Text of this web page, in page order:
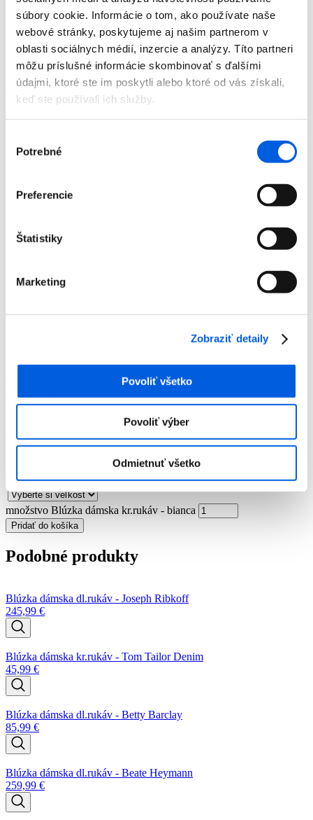
súbory cookie. Informácie o tom, ako používate naše
webové stránky, poskytujeme aj našim partnerom v
oblasti sociálnych médií, inzercie a analýzy. Títo partneri
môžu príslušné informácie skombinovať s ďalšími
údajmi, ktoré ste im poskytli alebo ktoré od vás získali,
keď ste používali ich služby.
súhlasu
Potrebné
Preferencie
Štatistiky
Marketing
Zobraziť detaily
Povoliť všetko
Povoliť výber
Odmietnuť všetko
Doplnky
Výpredaj
Predajne
O nás
Kontakt
Detail produktu
Domov
Dámska móda
Blúzky
Blúzka dámska kr.rukáv - bianca
Dámska móda
Blúzka dámska kr.rukáv - bianca
Číslo výrobcu:75037 Darin
Farba:Ružová vzor
množstvo Blúzka dámska kr.rukáv - bianca
Pridať do košíka
Podobné produkty
Blúzka dámska dl.rukáv - Joseph Ribkoff
245,99 €
Blúzka dámska kr.rukáv - Tom Tailor Denim
45,99 €
Blúzka dámska dl.rukáv - Betty Barclay
85,99 €
Blúzka dámska dl.rukáv - Beate Heymann
259,99 €